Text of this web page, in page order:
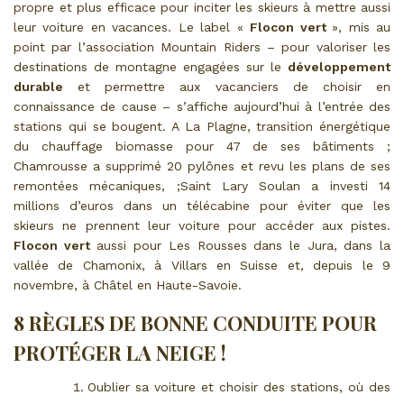
propre et plus efficace pour inciter les skieurs à mettre aussi
leur voiture en vacances. Le label « Flocon vert », mis au
point par l’association Mountain Riders – pour valoriser les
destinations de montagne engagées sur le développement
durable et permettre aux vacanciers de choisir en
connaissance de cause – s’affiche aujourd’hui à l’entrée des
stations qui se bougent. A La Plagne, transition énergétique
du chauffage biomasse pour 47 de ses bâtiments ;
Chamrousse a supprimé 20 pylônes et revu les plans de ses
remontées mécaniques, ;Saint Lary Soulan a investi 14
millions d’euros dans un télécabine pour éviter que les
skieurs ne prennent leur voiture pour accéder aux pistes.
Flocon vertaussi pour Les Rousses dans le Jura, dans la
vallée de Chamonix, à Villars en Suisse et, depuis le 9
novembre, à Châtel en Haute-Savoie.
8 RÈGLES DE BONNE CONDUITE POUR
PROTÉGER LA NEIGE !
Oublier sa voiture et choisir des stations, où des